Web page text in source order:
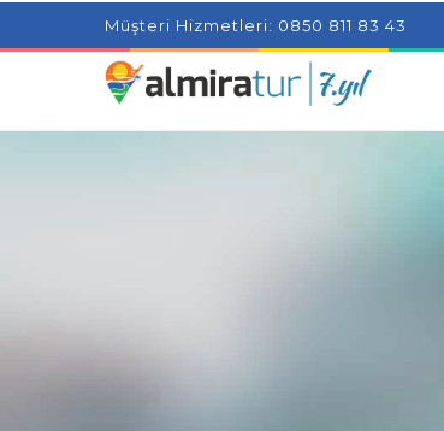
Project Milenial featuring news blogs and
Kids Amazingly Simple Skin Care Tips For
Müşteri Hizmetleri: 0850 811 83 43